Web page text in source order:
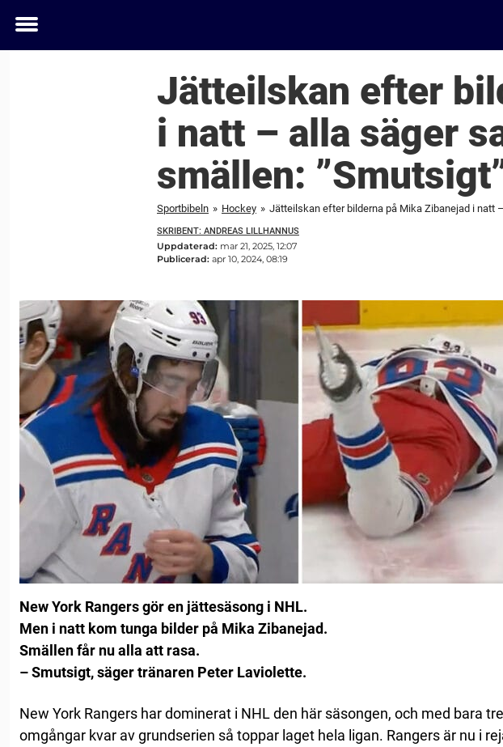
Toggle
Jätteilskan efter
i natt – alla säger
smällen:
Sportbibeln » Hockey » Jätteilskan efter bilderna på Mika Zibanejad i natt
SKRIBENT: ANDREAS LILLHANNUS
Uppdaterad: mar 21, 2025, 12:07
Publicerad: apr 10, 2024, 08:19
New York Rangers gör en jättesäsong i NHL.
Men i natt kom tunga bilder på Mika Zibanejad.
Smällen får nu alla att rasa.
– Smutsigt, säger tränaren Peter Laviolette.
New York Rangers har dominerat i NHL den här säsongen, och med bara tre
omgångar kvar av grundserien så toppar laget hela ligan. Rangers är nu i